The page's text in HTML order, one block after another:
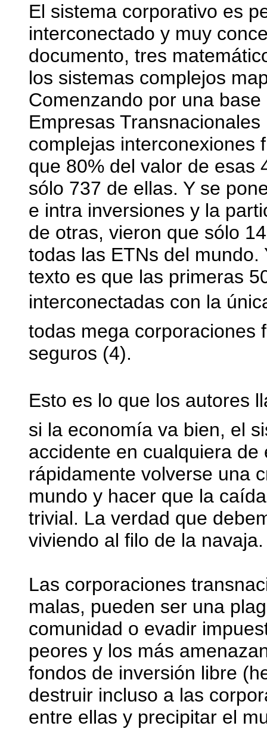
El sistema corporativo es
interconectado y muy
documento, tres
los sistemas complejos
Comenzando por una
Empresas
complejas interconexiones
que 80% del valor de esas
sólo 737 de ellas. Y se
e intra inversiones y la
de otras, vieron que sólo
todas las ETNs del
texto es que las primeras
interconectadas con la
todas mega corporaciones
seguros (4).
Esto es lo que los autores
si la economía va bien, el
accidente en cualquiera
rápidamente volverse una
mundo y hacer que la
trivial. La verdad que
viviendo al filo de la navaja.
Las corporaciones
malas, pueden ser una
comunidad o evadir
peores y los más
fondos de inversión libre
destruir incluso a las
entre ellas y precipitar el